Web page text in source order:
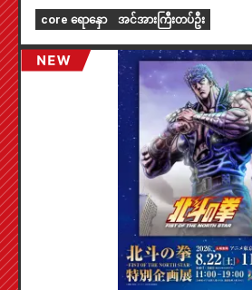
ကစပြီး တစ်နိုင်ငံလုံးက Animate
အကန့်အသတ်နဲ့ ပြပွဲတစ်ခု ကျင်းပသွာ
ကံစမ်းမဲဖောက်ထားတဲ့ mini card (
အစား ၄ မျိုး) ကို ရရှိနိုင်မှာပါ။
core ရောနှော အင်အားကြီးတပ်ဦး